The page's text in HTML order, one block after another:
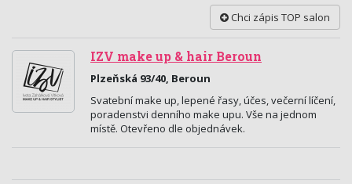
Chci zápis TOP salon
IZV make up & hair Beroun
Plzeňská 93/40, Beroun
Svatební make up, lepené řasy, účes, večerní líčení,
poradenstvi denního make upu. Vše na jednom
místě. Otevřeno dle objednávek.